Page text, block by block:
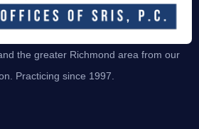
the greater Richmond area from our
Practicing since 1997.